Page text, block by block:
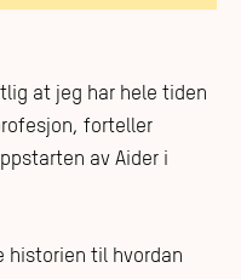
at jeg har hele tiden
forteller
av Aider i
historien til hvordan